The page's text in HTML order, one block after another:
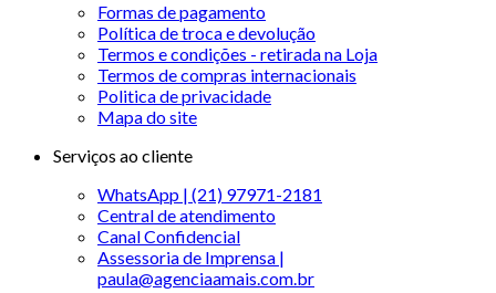
Formas de pagamento
Política de troca e devolução
Termos e condições - retirada na Loja
Termos de compras internacionais
Politica de privacidade
Mapa do site
Serviços ao cliente
WhatsApp | (21) 97971-2181
Central de atendimento
Canal Confidencial
Assessoria de Imprensa |
paula@agenciaamais.com.br